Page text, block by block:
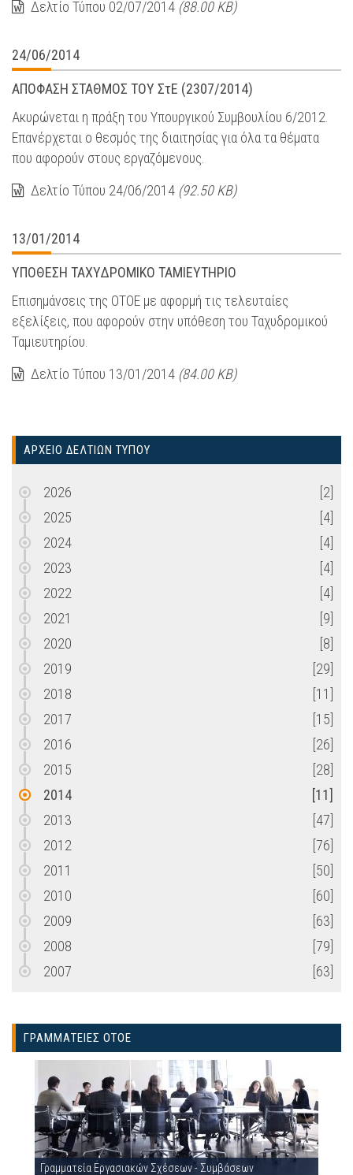
Δελτίο Τύπου 02/07/2014 (88.00 KB)
24/06/2014
ΑΠΟΦΑΣΗ ΣΤΑΘΜΟΣ ΤΟΥ ΣτΕ (2307/2014)
Ακυρώνεται η πράξη του Υπουργικού Συμβουλίου 6/2012.
Επανέρχεται ο θεσμός της διαιτησίας για όλα τα θέματα
που αφορούν στους εργαζόμενους.
Δελτίο Τύπου 24/06/2014 (92.50 KB)
13/01/2014
ΥΠΟΘΕΣΗ ΤΑΧΥΔΡΟΜΙΚΟ ΤΑΜΙΕΥΤΗΡΙΟ
Επισημάνσεις της ΟΤΟΕ με αφορμή τις τελευταίες
εξελίξεις, που αφορούν στην υπόθεση του Ταχυδρομικού
Ταμιευτηρίου.
Δελτίο Τύπου 13/01/2014 (84.00 KB)
ΑΡΧΕΙΟ ΔΕΛΤΙΩΝ ΤΥΠΟΥ
2026
[2]
2025
[4]
2024
[4]
2023
[4]
2022
[4]
2021
[9]
2020
[8]
2019
[29]
2018
[11]
2017
[15]
2016
[26]
2015
[28]
2014
[11]
2013
[47]
2012
[76]
2011
[50]
2010
[60]
2009
[63]
2008
[79]
2007
[63]
ΓΡΑΜΜΑΤΕΙΕΣ ΟΤΟΕ
Γραμματεία Εργασιακών Σχέσεων - Συμβάσεων